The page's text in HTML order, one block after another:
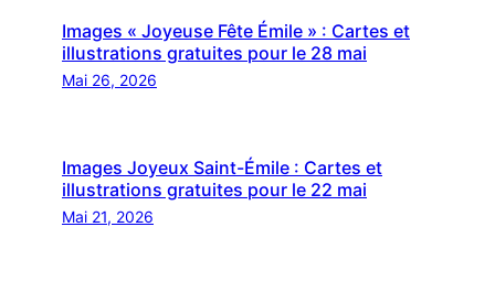
Images « Joyeuse Fête Émile » : Cartes et
illustrations gratuites pour le 28 mai
Mai 26, 2026
Images Joyeux Saint-Émile : Cartes et
illustrations gratuites pour le 22 mai
Mai 21, 2026